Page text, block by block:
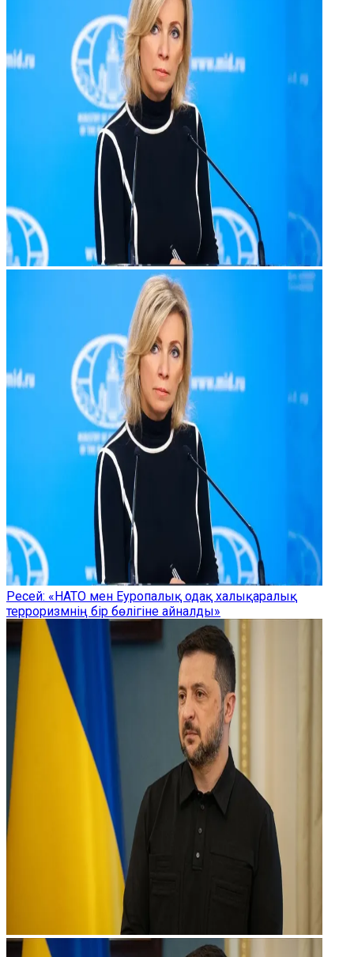
Ресей: «НАТО мен Еуропалық одақ халықаралық
терроризмнің бір бөлігіне айналды»